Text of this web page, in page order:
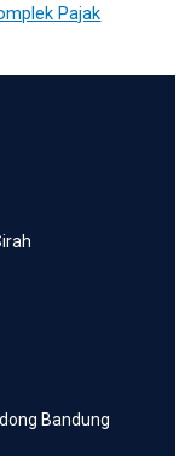
Pajak
Bandung